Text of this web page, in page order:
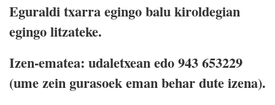
Eguraldi txarra egingo balu kiroldegian
egingo litzateke.
Izen-ematea: udaletxean edo 943 653229
(ume zein gurasoek eman behar dute izena).